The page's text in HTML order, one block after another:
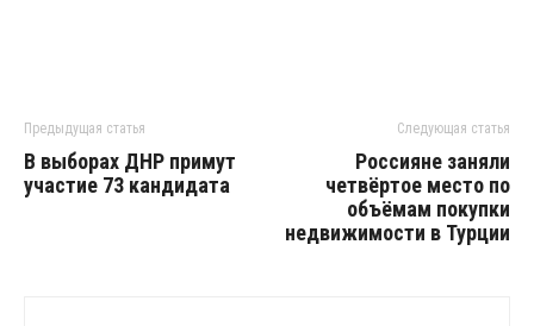
Предыдущая статья
В выборах ДНР примут
участие 73 кандидата
Следующая статья
Россияне заняли
четвёртое место по
объёмам покупки
недвижимости в Турции